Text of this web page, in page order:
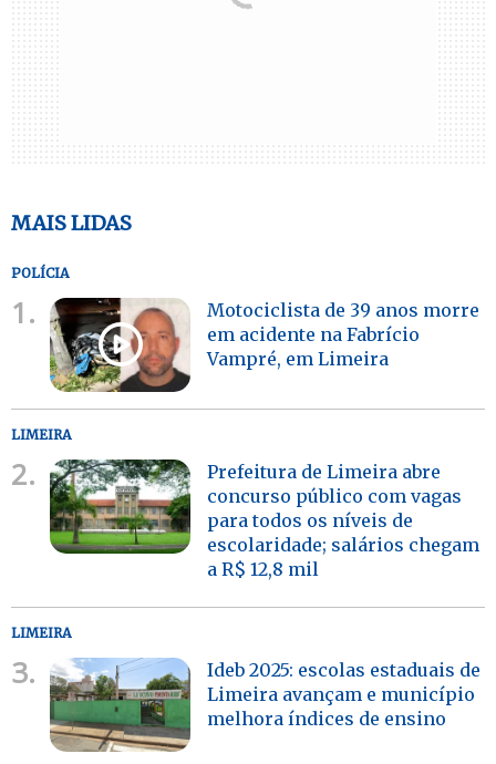
MAIS LIDAS
POLÍCIA
1.
Motociclista de 39 anos morre
em acidente na Fabrício
Vampré, em Limeira
LIMEIRA
2.
Prefeitura de Limeira abre
concurso público com vagas
para todos os níveis de
escolaridade; salários chegam
a R$ 12,8 mil
LIMEIRA
3.
Ideb 2025: escolas estaduais de
Limeira avançam e município
melhora índices de ensino